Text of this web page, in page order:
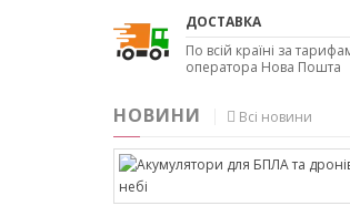
ДОСТАВКА
По всій країні за
оператора Нова Пошта
НОВИНИ Всі новини